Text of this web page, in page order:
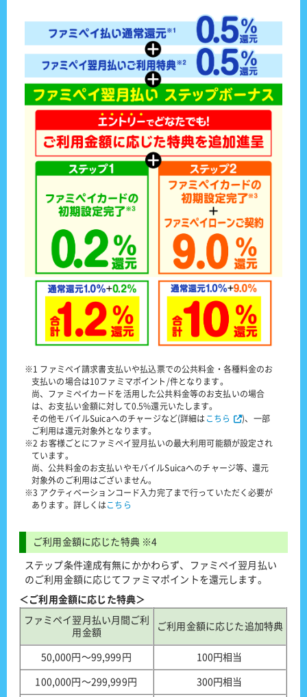
※1 ファミペイ請求書支払いや払込票での公共料金・各種料金のお
支払いの場合は10ファミマポイント/件となります。
尚、ファミペイカードを活用した公共料金等のお支払いの場合
は、お支払い金額に対して0.5%還元いたします。
その他モバイルSuicaへのチャージなど(詳細は こちら
)、一部
ご利用は還元対象外となります。
※2 お客様ごとにファミペイ翌月払いの最大利用可能額が設定され
ています。
尚、公共料金のお支払いやモバイルSuicaへのチャージ等、還元
対象外のご利用はございません。
※3 アクティベーションコード入力完了まで行っていただく必要が
あります。詳しくは こちら
ご利用金額に応じた特典 ※4
ステップ条件達成有無にかかわらず、ファミペイ翌月払い
のご利用金額に応じてファミマポイントを還元します。
＜ご利用金額に応じた特典＞
ファミペイ翌月払い月間ご利
用金額
ご利用金額に応じた追加特典
50,000円〜99,999円 100円相当
100,000円〜299,999円 300円相当